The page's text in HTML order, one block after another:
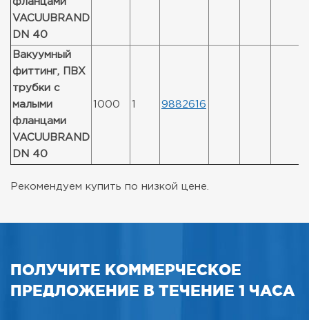
VACUUBRAND
DN 40
Вакуумный
фиттинг, ПВХ
трубки с
малыми
фланцами
VACUUBRAND
DN 40
1000 1 9882616
Рекомендуем купить по низкой цене.
ПОЛУЧИТЕ КОММЕРЧЕСКОЕ
ПРЕДЛОЖЕНИЕ В ТЕЧЕНИЕ 1 ЧАСА